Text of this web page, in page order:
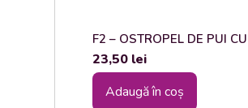
F2 – OSTROPEL DE PUI
23,50 lei
Adaugă în coș